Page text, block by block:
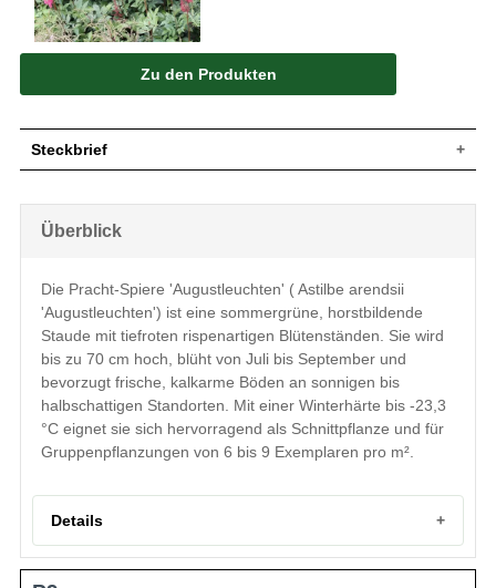
Zu den Produkten
Steckbrief
Wuchshöhe
Frucht
-
Blüte
Einfache, tiefrote rispenartige
Blütenstände, unbedeutend
Blütezeit
Juli - September
Wurzeln
-
Boden
Frisch, normal durchlässig, kalkarm
Standort
Sonnig-halbschattig
Pflanzen pro
6 bis 9
Die Astilbe arendsii 'Augustleuchten'
sich an optimalen Standorten als äußerst
robust. An Gehölzrändern und Gehölzen
Überblick
Die Pracht-Spiere 'Augustleuchten' ( Astilbe arendsii
'Augustleuchten') ist eine sommergrüne, horstbildende
Staude mit tiefroten rispenartigen Blütenständen. Sie wird
bis zu 70 cm hoch, blüht von Juli bis September und
bevorzugt frische, kalkarme Böden an sonnigen bis
halbschattigen Standorten. Mit einer Winterhärte bis -23,3
°C eignet sie sich hervorragend als Schnittpflanze und für
Gruppenpflanzungen von 6 bis 9 Exemplaren pro m².
Details
Portrait der Pracht-Spiere 'Augustleuchten'